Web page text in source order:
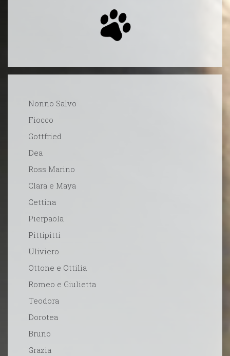
Nonno Salvo
Fiocco
Gottfried
Dea
Ross Marino
Clara e Maya
Cettina
Pierpaola
Pittipitti
Uliviero
Ottone e Ottilia
Romeo e Giulietta
Teodora
Dorotea
Bruno
Grazia